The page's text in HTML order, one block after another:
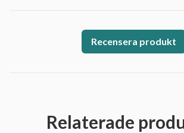
Recensera produkt
Relaterade